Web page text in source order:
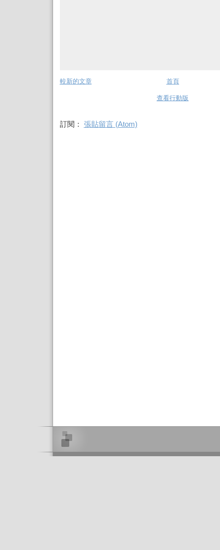
較新的文章 首頁
查看行動版
訂閱： 張貼留言 (Atom)